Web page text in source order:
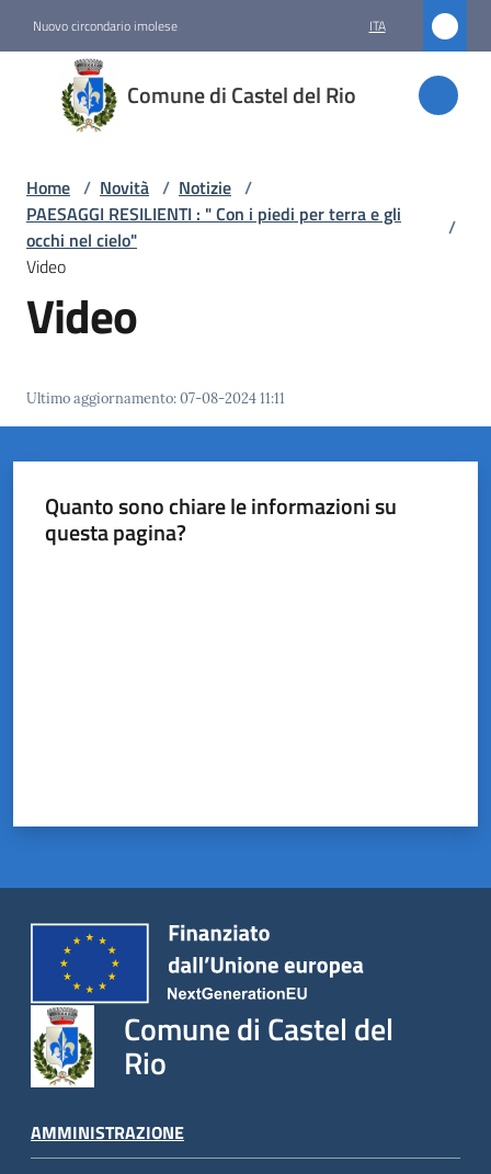
Nuovo circondario imolese ITA
Comune di Castel del Rio
Comune
di
Castel
Amministrazione
Novità
Castel
del
gli
Home / Novità / Notizie /
PAESAGGI RESILIENTI : " Con i piedi per terra e gli
occhi nel cielo"
/
Video
Video
Ultimo aggiornamento:07-08-2024 11:11
Quanto sono chiare le informazioni su
questa pagina?
Comune di Castel del
Rio
AMMINISTRAZIONE